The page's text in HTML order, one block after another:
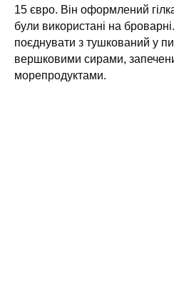
15 євро. Він оформлений
були використані на
поєднувати з тушкований у
вершковими сирами,
морепродуктами.